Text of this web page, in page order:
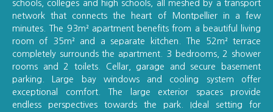
schools, colleges and high schools, all meshed by a transport
network that connects the heart of Montpellier in a few
minutes. The 93m² apartment benefits from a beautiful living
room of 35m² and a separate kitchen. The 52m² terrace
completely surrounds the apartment. 3 bedrooms, 2 shower
rooms and 2 toilets. Cellar, garage and secure basement
parking. Large bay windows and cooling system offer
exceptional comfort. The large exterior spaces provide
endless perspectives towards the park. Ideal setting for